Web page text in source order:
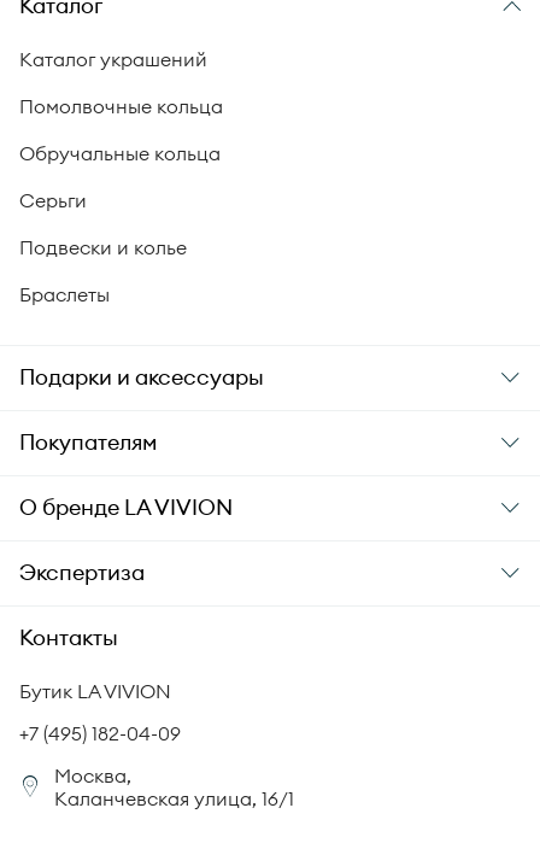
Каталог украшений
Помолвочные кольца
Обручальные кольца
Серьги
Подвески и колье
Браслеты
Подарки и аксессуары
Подарки
Уход за украшениями
Аксессуары
Покупателям
Заказ и оплата
Гарантия подлинности
Комплект документов
Политика возврата
Сертификация бриллиантов
Юридическая информация
О бренде LA VIVION
О компании
СМИ о нас
Корпоративный портал
Экспертиза
Академия LA VIVION
Статьи
Контакты
Бутик LA VIVION
+7 (495) 182-04-09
Москва,
Каланчевская улица, 16/1